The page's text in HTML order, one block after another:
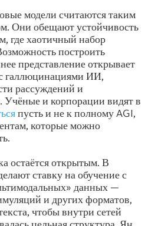
модели считаются таким
Они обещают устойчивость
где хаотичный набор
построить
представление открывает
галлюцинациями ИИ,
рассуждений и
Учёные и корпорации видят в
пусть и не к полному AGI,
которые можно
остаётся открытым. В
ставку на обучение с
данных —
и других форматов,
чтобы внутри сетей